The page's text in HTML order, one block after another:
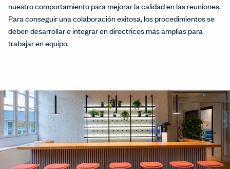
nuestro comportamiento para mejorar la calidad en las reuniones.
Para conseguir una colaboración exitosa, los procedimientos se
deben desarrollar e integrar en directrices más amplias para
trabajar en equipo.